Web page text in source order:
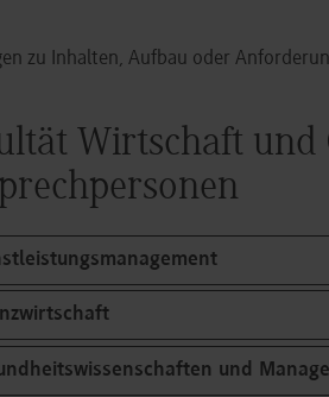
zu Inhalten, Aufbau oder
Wirtschaft und
und